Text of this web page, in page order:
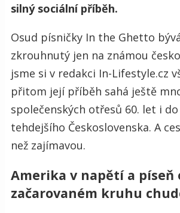
silný sociální příběh.
Osud písničky In the Ghetto
zkrouhnutý jen na známou
jsme si v redakci In-Lifestyle.cz
přitom její příběh sahá ještě
společenských otřesů 60. let i
tehdejšího Československa. A
než zajímavou.
Amerika v napětí a píseň
začarovaném kruhu